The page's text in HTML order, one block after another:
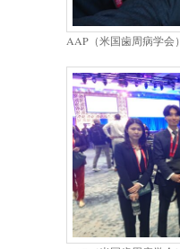
AAP（米国歯周病学会